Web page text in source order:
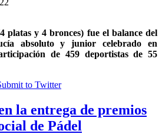
platas y 4 bronces) fue el balance del
absoluto y junior celebrado en
de 459 deportistas de 55
la entrega de premios
de Pádel